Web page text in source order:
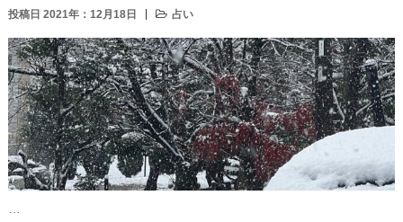
投稿日 2021年：12月18日 占い